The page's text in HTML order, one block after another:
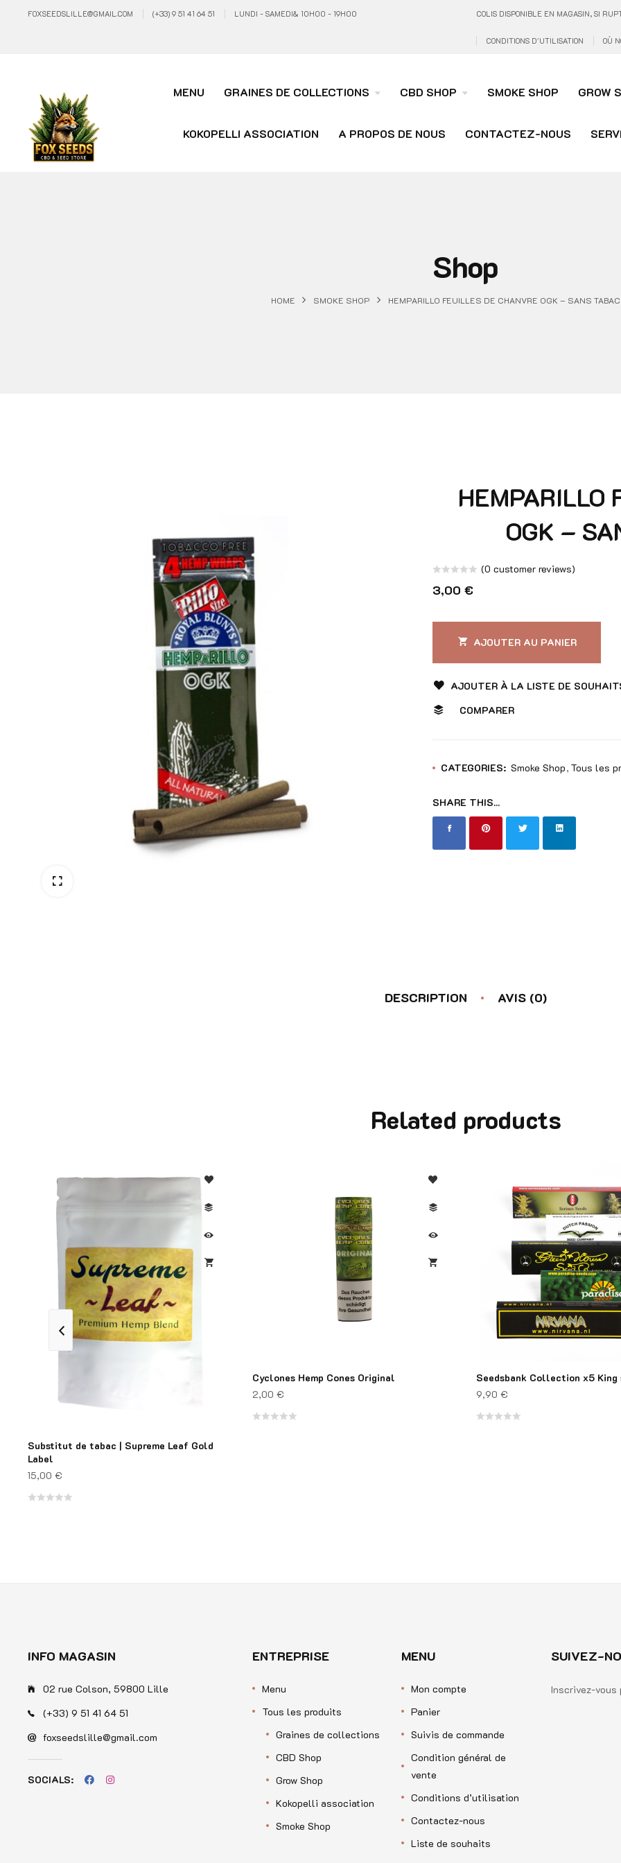
FOXSEEDSLILLE@GMAIL.COM (+33) 9 51 41 64 51 LUNDI - SAMEDI& 10H00 - 19H00 COLIS DISPONIBLE EN MAGASIN, SI
CONDITIONS D'UTILISATION OÙ
MENU GRAINES DE COLLECTIONS CBD SHOP SMOKE SHOP GROW
KOKOPELLI ASSOCIATION A PROPOS DE NOUS CONTACTEZ-NOUS
Shop
HOME SMOKE SHOP HEMPARILLO FEUILLES DE CHANVRE OGK – SANS
HEMPARILLO
OGK –
Note
sur
(0 customer reviews)
3,00€
AJOUTER AU PANIER
AJOUTER À LA LISTE DE
COMPARER
CATEGORIES: Smoke Shop Tous les
SHARE THIS...
DESCRIPTION AVIS (0)
Related products
Substitut de tabac | Supreme Leaf Gold
Label
15,00 €
Cyclones Hemp Cones Original
2,00 €
Seedsbank Collection x5
9,90 €
INFO MAGASIN
02 rue Colson, 59800 Lille
(+33) 9 51 41 64 51
foxseedslille@gmail.com
SOCIALS:
ENTREPRISE
Menu
Tous les produits
Graines de collections
CBD Shop
Grow Shop
Kokopelli association
Smoke Shop
MENU
Mon compte
Panier
Suivis de commande
Condition général de
vente
Conditions d’utilisation
Contactez-nous
Liste de souhaits
SUIVEZ-
Inscrivez-vous